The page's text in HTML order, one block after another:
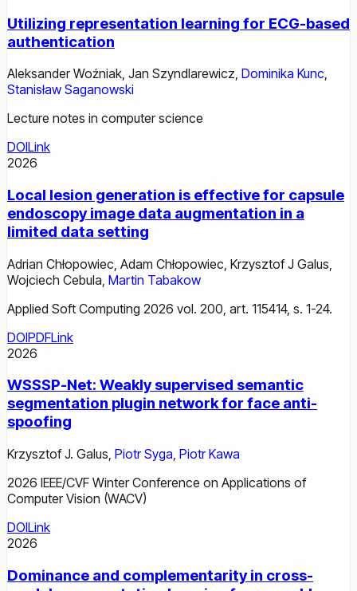
Utilizing representation learning for ECG-based
authentication
Aleksander Woźniak, Jan Szyndlarewicz, Dominika Kunc,
Stanisław Saganowski
Lecture notes in computer science
DOILink
2026
Local lesion generation is effective for capsule
endoscopy image data augmentation in a
limited data setting
Adrian Chłopowiec Adam Chłopowiec Krzysztof J Galus
Wojciech Cebula Martin Tabakow
Applied Soft Computing 2026 vol. 200, art. 115414, s. 1-24.
DOIPDFLink
2026
WSSSP-Net: Weakly supervised semantic
segmentation plugin network for face anti-
spoofing
Krzysztof J. Galus, Piotr Syga, Piotr Kawa
2026 IEEE/CVF Winter Conference on Applications of
Computer Vision (WACV)
DOILink
2026
Dominance and complementarity in cross-